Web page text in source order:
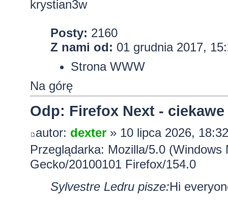
krystian3w
Posty: 2160
Z nami od: 01 grudnia 2017,
Strona WWW
Na górę
Odp: Firefox Next -
autor: dexter» 10 lipca 2026, 18:32
Przeglądarka: Mozilla/5.0
Gecko/20100101 Firefox/154.0
Sylvestre Ledru pisze:Hi